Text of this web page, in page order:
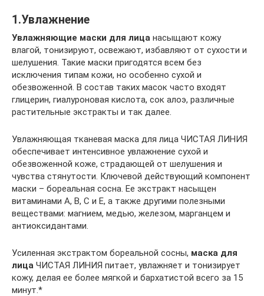
1.Увлажнение
Увлажняющие маски для лица насыщают кожу
влагой, тонизируют, освежают, избавляют от сухости и
шелушения. Такие маски пригодятся всем без
исключения типам кожи, но особенно сухой и
обезвоженной. В состав таких масок часто входят
глицерин, гиалуроновая кислота, сок алоэ, различные
растительные экстракты и так далее.
Увлажняющая тканевая маска для лица ЧИСТАЯ ЛИНИЯ
обеспечивает интенсивное увлажнение сухой и
обезвоженной коже, страдающей от шелушения и
чувства стянутости. Ключевой действующий компонент
маски – бореальная сосна. Ее экстракт насыщен
витаминами А, В, С и Е, а также другими полезными
веществами: магнием, медью, железом, марганцем и
антиоксидантами.
Усиленная экстрактом бореальной сосны, маска для
лица ЧИСТАЯ ЛИНИЯ питает, увлажняет и тонизирует
кожу, делая ее более мягкой и бархатистой всего за 15
минут.*